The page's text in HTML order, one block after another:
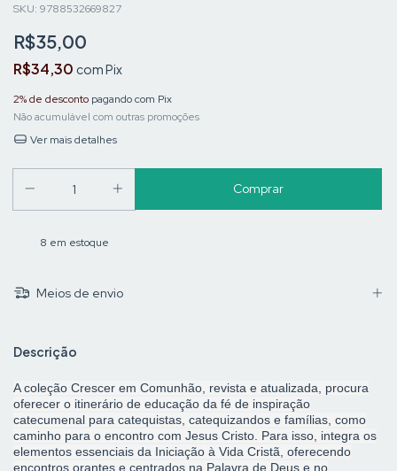
SKU: 9788532669827
R$35,00
R$34,30 comPix
2% de desconto pagando com Pix
Não acumulável com outras promoções
Ver mais detalhes
8 em estoque
Meios de envio
Descrição
A coleção Crescer em Comunhão, revista e atualizada, procura
oferecer o itinerário de educação da fé de inspiração
catecumenal para catequistas, catequizandos e famílias, como
caminho para o encontro com Jesus Cristo. Para isso, integra os
elementos essenciais da Iniciação à Vida Cristã, oferecendo
encontros orantes e centrados na Palavra de Deus e no